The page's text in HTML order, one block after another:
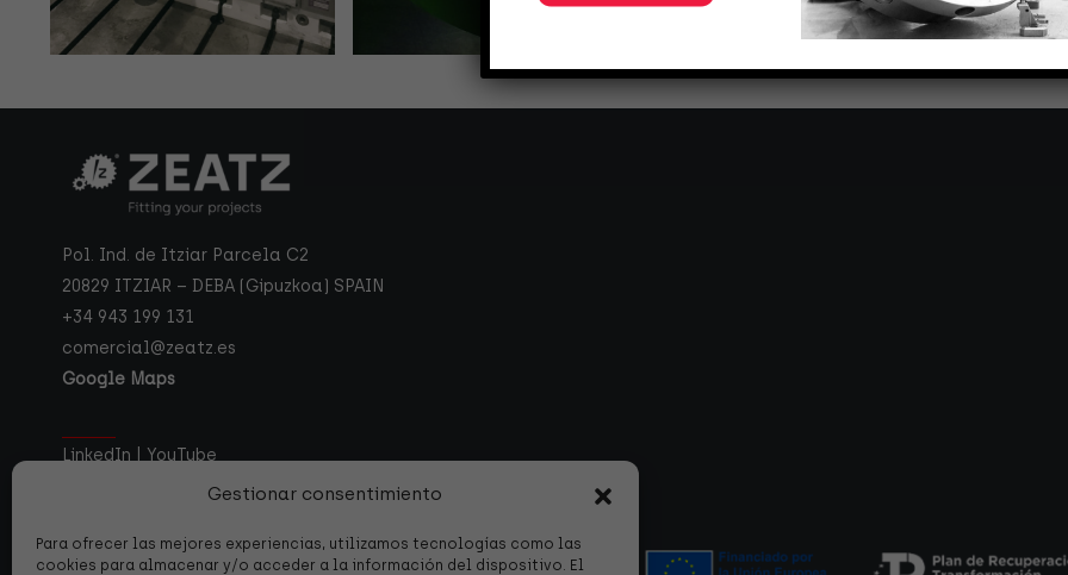
Gestionar consentimiento
Para ofrecer las mejores experiencias, utilizamos tecnologías como las
cookies para almacenar y/o acceder a la información del dispositivo. El
Pol. Ind. de Itziar Parcela C2
20829 ITZIAR – DEBA (Gipuzkoa) SPAIN
+34 943 199 131
comercial@zeatz.es
Google Maps
LinkedIn YouTube